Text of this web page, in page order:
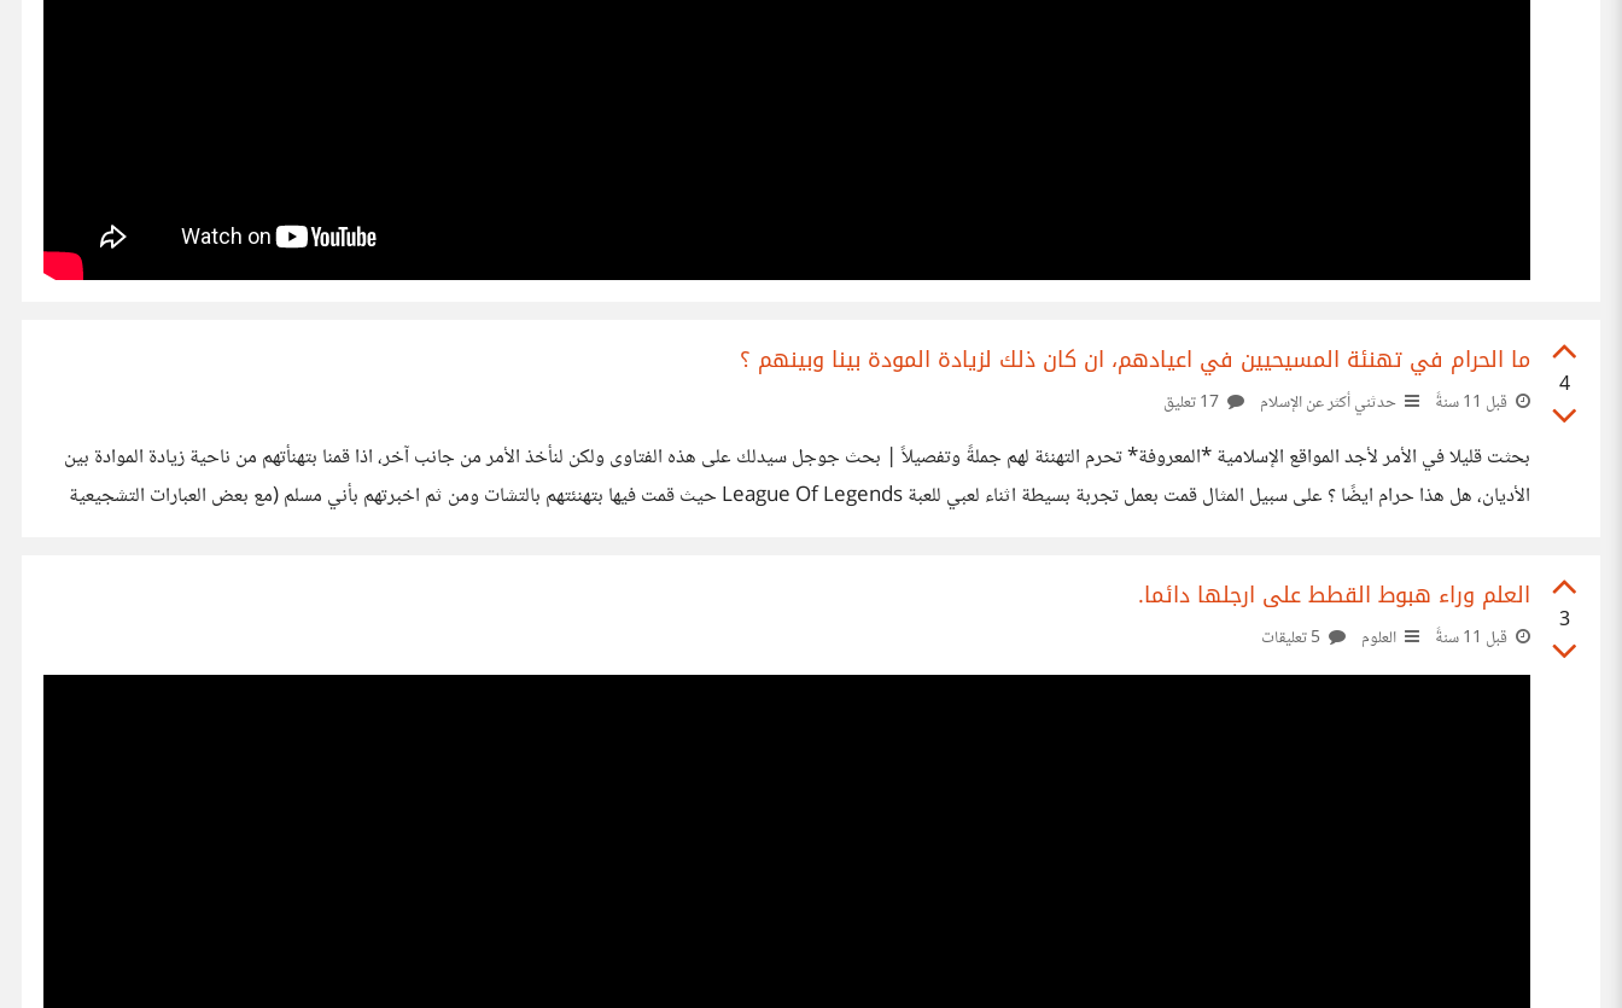
4
ما الحرام في تهنئة المسيحيين في اعيادهم، ان كان ذلك لزيادة المودة بينا وبينهم ؟
قبل 11 سنةً حدثني أكثر عن الإسلام
بحثت قليلا في الأمر لأجد المواقع الإسلامية *المعروفة* تحرم التهنئة لهم جملةً وتفصيلاً | بحث جوجل سيدلك على هذه الفتاوى ولكن لنأخذ الأمر من جانب آخر، اذا قمنا بتهنأتهم من ناحية زيادة الموادة بين
الأديان، هل هذا حرام ايضًا ؟ على سبيل المثال قمت بعمل تجربة بسيطة اثناء لعبي للعبة League Of Legends حيث قمت فيها بتهنئتهم بالتشات ومن ثم اخبرتهم بأني مسلم (مع بعض العبارات التشجيعية
3
العلم وراء هبوط القطط على ارجلها دائما.
قبل 11 سنةً العلوم